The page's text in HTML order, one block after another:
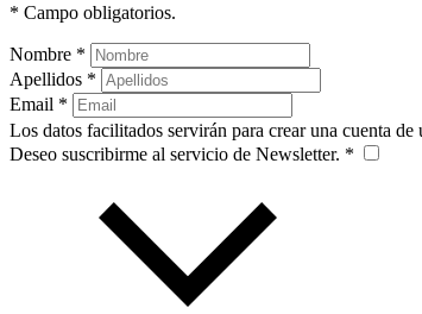
* Campo obligatorios.
Nombre *
Apellidos *
Email *
Los datos facilitados servirán para crear una cuenta
Deseo suscribirme al servicio de Newsletter. *